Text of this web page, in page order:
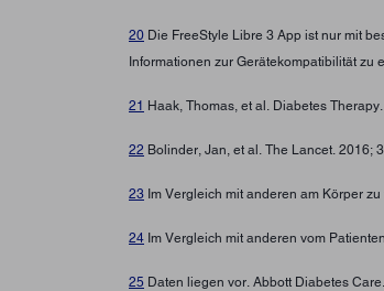
20 Die FreeStyle Libre 3 App ist nur mit
Informationen zur Gerätekompatibilität zu
21 Haak, Thomas, et al. Diabetes
22 Bolinder, Jan, et al. The Lancet. 2016;
23 Im Vergleich mit anderen am Körper
24 Im Vergleich mit anderen vom
25 Daten liegen vor. Abbott Diabetes Care.